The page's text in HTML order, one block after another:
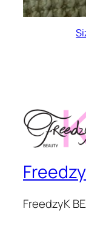
FreedzyK